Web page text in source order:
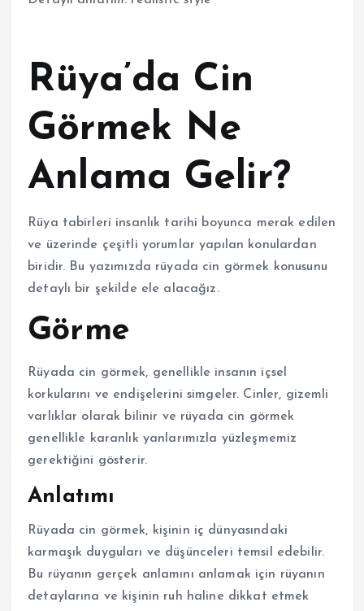
Rüya’da Cin
Görmek Ne
Anlama Gelir?
Rüya tabirleri insanlık tarihi boyunca merak edilen
ve üzerinde çeşitli yorumlar yapılan konulardan
biridir. Bu yazımızda rüyada cin görmek konusunu
detaylı bir şekilde ele alacağız.
Görme
Rüyada cin görmek, genellikle insanın içsel
korkularını ve endişelerini simgeler. Cinler, gizemli
varlıklar olarak bilinir ve rüyada cin görmek
genellikle karanlık yanlarımızla yüzleşmemiz
gerektiğini gösterir.
Anlatımı
Rüyada cin görmek, kişinin iç dünyasındaki
karmaşık duyguları ve düşünceleri temsil edebilir.
Bu rüyanın gerçek anlamını anlamak için rüyanın
detaylarına ve kişinin ruh haline dikkat etmek